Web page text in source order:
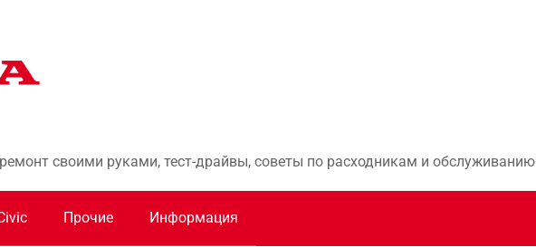
своими руками, тест-драйвы, советы по расходникам и обслуживанию
Прочие Информация